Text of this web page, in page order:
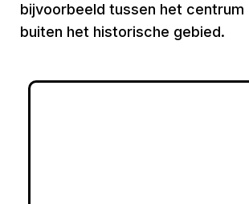
bijvoorbeeld tussen het centrum
buiten het historische gebied.